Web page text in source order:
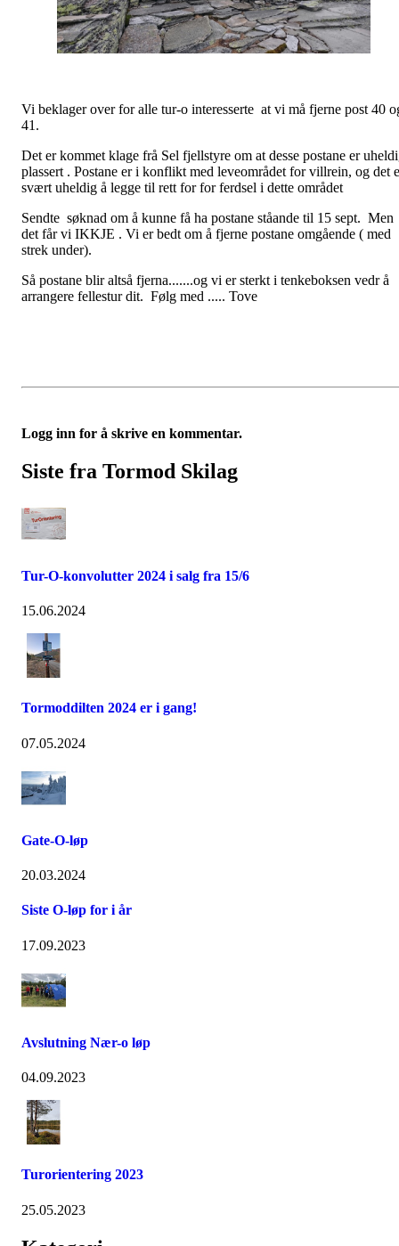
Vi beklager over for alle tur-o interesserte at vi må fjerne post 40
41.
Det er kommet klage frå Sel fjellstyre om at desse postane er
plassert . Postane er i konflikt med leveområdet for villrein, og det
svært uheldig å legge til rett for for ferdsel i dette området
Sendte søknad om å kunne få ha postane ståande til 15 sept. Men
det får vi IKKJE . Vi er bedt om å fjerne postane omgående ( med
strek under).
Så postane blir altså fjerna.......og vi er sterkt i tenkeboksen vedr å
arrangere fellestur dit. Følg med ..... Tove
Logg inn for å skrive en kommentar.
Siste fra Tormod Skilag
Tur-O-konvolutter 2024 i salg fra 15/6
15.06.2024
Tormoddilten 2024 er i gang!
07.05.2024
Gate-O-løp
20.03.2024
Siste O-løp for i år
17.09.2023
Avslutning Nær-o løp
04.09.2023
Turorientering 2023
25.05.2023